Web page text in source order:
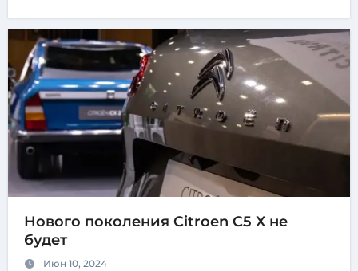
Нового поколения Citroen C5 X не
будет
Июн 10, 2024